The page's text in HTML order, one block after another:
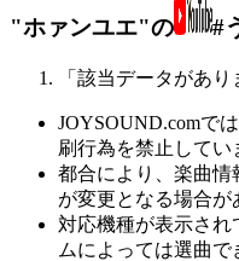
"ホァンユエ"の #
「該当データがあり
JOYSOUND.comで
刷行為を禁止してい
都合により、楽曲情
が変更となる場合が
対応機種が表示され
ムによっては選曲で